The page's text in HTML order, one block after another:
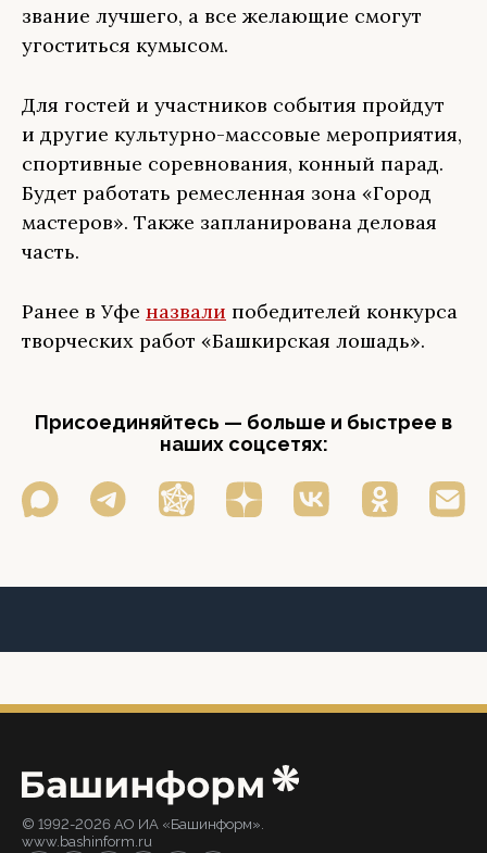
звание лучшего, а все желающие смогут
угоститься кумысом.
Для гостей и участников события пройдут
и другие культурно-массовые мероприятия,
спортивные соревнования, конный парад.
Будет работать ремесленная зона «Город
мастеров». Также запланирована деловая
часть.
Ранее в Уфе назвали победителей конкурса
творческих работ «Башкирская лошадь».
Присоединяйтесь — больше и быстрее в
наших соцсетях:
© 1992-2026 АО ИА «Башинформ».
www.bashinform.ru